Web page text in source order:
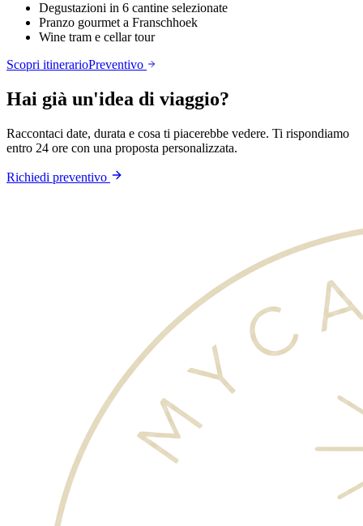
Degustazioni in 6 cantine selezionate
Pranzo gourmet a Franschhoek
Wine tram e cellar tour
Scopri itinerarioPreventivo
Hai già un'idea di viaggio?
Raccontaci date, durata e cosa ti piacerebbe vedere. Ti rispondiamo
entro 24 ore con una proposta personalizzata.
Richiedi preventivo